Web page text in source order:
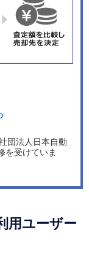
団法人日本自動
を受けていま
用ユーザー